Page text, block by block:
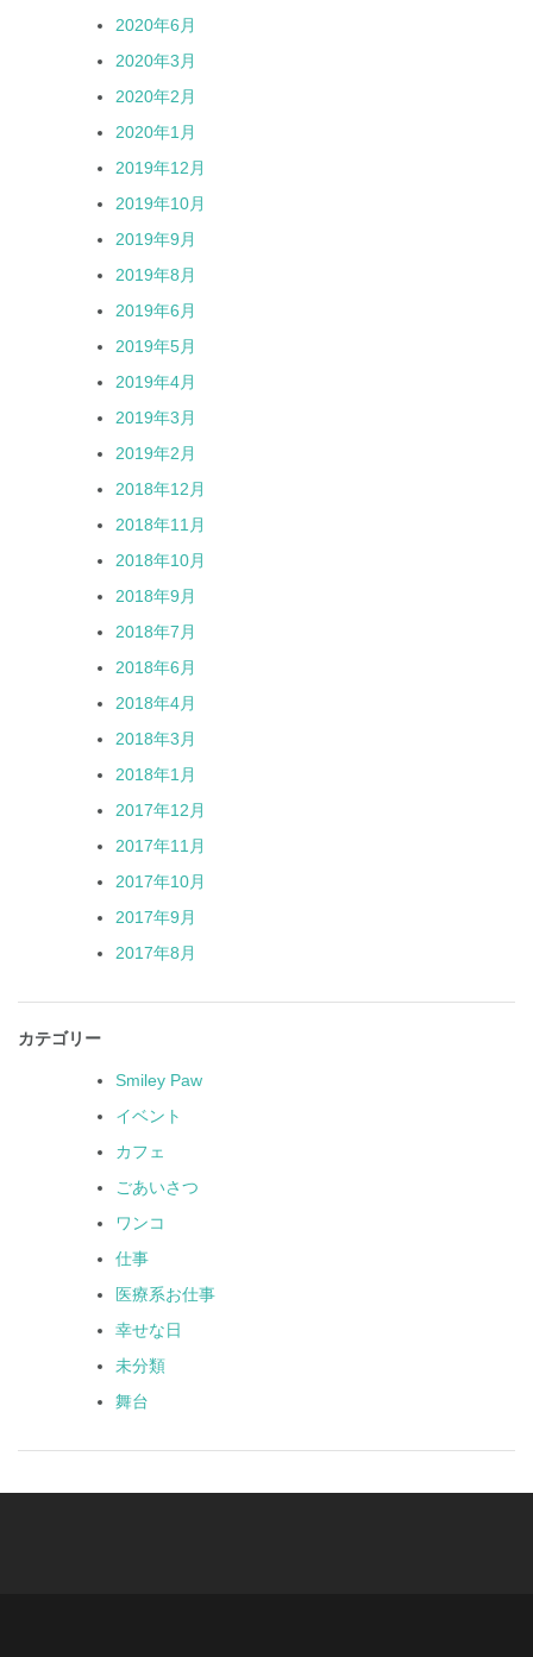
2020年6月
2020年3月
2020年2月
2020年1月
2019年12月
2019年10月
2019年9月
2019年8月
2019年6月
2019年5月
2019年4月
2019年3月
2019年2月
2018年12月
2018年11月
2018年10月
2018年9月
2018年7月
2018年6月
2018年4月
2018年3月
2018年1月
2017年12月
2017年11月
2017年10月
2017年9月
2017年8月
カテゴリー
Smiley Paw
イベント
カフェ
ごあいさつ
ワンコ
仕事
医療系お仕事
幸せな日
未分類
舞台